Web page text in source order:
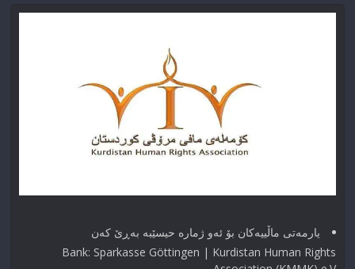
یارمەتی ماڵییەکان بۆ ئەو ژماره حیسێبە بەڕێ کەن
Bank: Sparkasse Göttingen | Kurdistan Human Rights